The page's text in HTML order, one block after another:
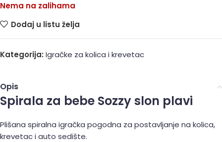
Nema na zalihama
Dodaj u listu želja
Kategorija: Igračke za kolica i krevetac
Opis
Spirala za bebe Sozzy slon plavi
Plišana spiralna igračka pogodna za postavljanje na kolica,
krevetac i auto sedište.